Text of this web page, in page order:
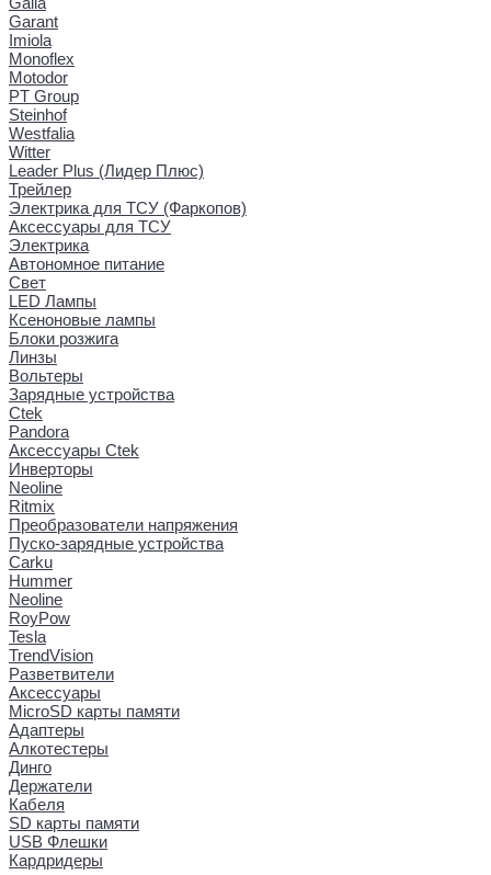
Garant
Imiola
Monoflex
Motodor
PT Group
Steinhof
Westfalia
Witter
Leader Plus (Лидер Плюс)
Трейлер
Электрика для ТСУ (Фаркопов)
Аксессуары для ТСУ
Электрика
Автономное питание
Свет
LED Лампы
Ксеноновые лампы
Блоки розжига
Линзы
Вольтеры
Зарядные устройства
Ctek
Pandora
Аксессуары Ctek
Инверторы
Neoline
Ritmix
Преобразователи напряжения
Пуско-зарядные устройства
Carku
Hummer
Neoline
RoyPow
Tesla
TrendVision
Разветвители
Аксессуары
MicroSD карты памяти
Адаптеры
Алкотестеры
Динго
Держатели
Кабеля
SD карты памяти
USB Флешки
Кардридеры